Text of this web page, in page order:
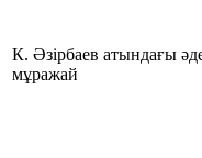
К. Әзірбаев атындағы
мұражай